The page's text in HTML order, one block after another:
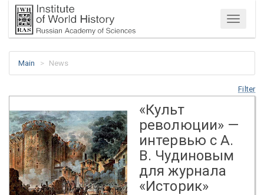
Menu
Main News
Filter
«Культ
революции» —
интервью с А.
В. Чудиновым
для журнала
«Историк»